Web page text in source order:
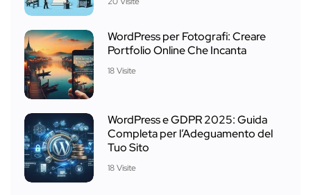
WordPress per Fotografi: Creare
Portfolio Online Che Incanta
18 Visite
WordPress e GDPR 2025: Guida
Completa per l’Adeguamento del
Tuo Sito
18 Visite